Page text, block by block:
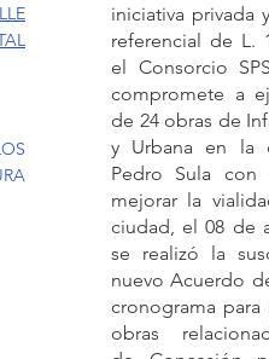
iniciativa privada
referencial de L.
el Consorcio
compromete a
de 24 obras de
y Urbana en la
Pedro Sula
mejorar la
ciudad, el 08 de
se realizó la
nuevo Acuerdo
cronograma
obras